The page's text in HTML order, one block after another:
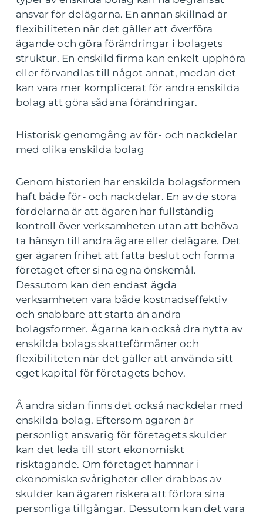
ansvar för delägarna. En annan skillnad är
flexibiliteten när det gäller att överföra
ägande och göra förändringar i bolagets
struktur. En enskild firma kan enkelt upphöra
eller förvandlas till något annat, medan det
kan vara mer komplicerat för andra enskilda
bolag att göra sådana förändringar.
Historisk genomgång av för- och nackdelar
med olika enskilda bolag
Genom historien har enskilda bolagsformen
haft både för- och nackdelar. En av de stora
fördelarna är att ägaren har fullständig
kontroll över verksamheten utan att behöva
ta hänsyn till andra ägare eller delägare. Det
ger ägaren frihet att fatta beslut och forma
företaget efter sina egna önskemål.
Dessutom kan den endast ägda
verksamheten vara både kostnadseffektiv
och snabbare att starta än andra
bolagsformer. Ägarna kan också dra nytta av
enskilda bolags skatteförmåner och
flexibiliteten när det gäller att använda sitt
eget kapital för företagets behov.
Å andra sidan finns det också nackdelar med
enskilda bolag. Eftersom ägaren är
personligt ansvarig för företagets skulder
kan det leda till stort ekonomiskt
risktagande. Om företaget hamnar i
ekonomiska svårigheter eller drabbas av
skulder kan ägaren riskera att förlora sina
personliga tillgångar. Dessutom kan det vara